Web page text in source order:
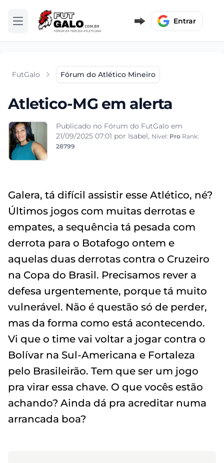
Abrir menu Entrar
FutGalo Fórum do Atlético Mineiro
Atletico-MG em alerta
Publicado no Fórum do FutGalo em
21/09/2025 07:01 por Isabel, Nível: Pro Rank:
28799
Galera, tá difícil assistir esse Atlético, né?
Últimos jogos com muitas derrotas e
empates, a sequência tá pesada com
derrota para o Botafogo ontem e
aquelas duas derrotas contra o Cruzeiro
na Copa do Brasil. Precisamos rever a
defesa urgentemente, porque tá muito
vulnerável. Não é questão só de perder,
mas da forma como está acontecendo.
Vi que o time vai voltar a jogar contra o
Bolívar na Sul-Americana e Fortaleza
pelo Brasileirão. Tem que ser um jogo
pra virar essa chave. O que vocês estão
achando? Ainda dá pra acreditar numa
arrancada boa?